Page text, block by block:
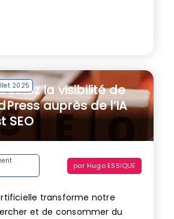
2025
la visibilité de
auprès de l’IA
SEO
par Hugo ESSIQUE
transforme notre
et de consommer du